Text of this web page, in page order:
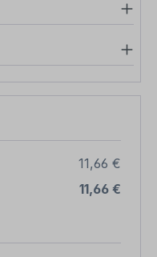
11,66 €
11,66 €